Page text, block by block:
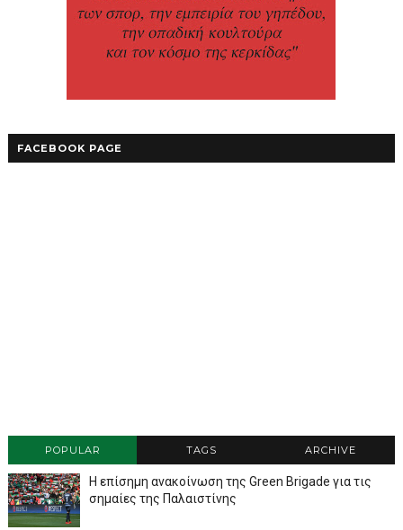
FACEBOOK PAGE
POPULAR TAGS ARCHIVE
Η επίσημη ανακοίνωση της Green Brigade για τις
σημαίες της Παλαιστίνης